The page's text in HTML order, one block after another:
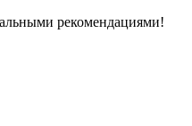
рекомендациями!